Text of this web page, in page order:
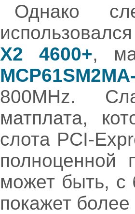
Однако
X2 4600+,
800MHz.
матплата,
слота PCI-
полноценной
может быть, с
покажет